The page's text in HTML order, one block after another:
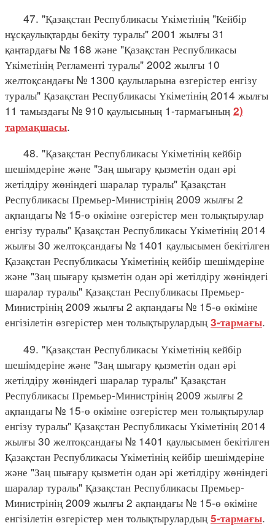
47. "Қазақстан Республикасы Үкіметінің "Кейбір
нұсқаулықтарды бекіту туралы" 2001 жылғы 31
қаңтардағы № 168 және "Қазақстан Республикасы
Үкіметінің Регламенті туралы" 2002 жылғы 10
желтоқсандағы № 1300 қаулыларына өзгерістер енгізу
туралы" Қазақстан Республикасы Үкіметінің 2014 жылғы
11 тамыздағы № 910 қаулысының 1-тармағының 2)
тармақшасы.
48. "Қазақстан Республикасы Үкіметінің кейбір
шешімдеріне және "Заң шығару қызметін одан әрі
жетілдіру жөніндегі шаралар туралы" Қазақстан
Республикасы Премьер-Министрінің 2009 жылғы 2
ақпандағы № 15-ө өкіміне өзгерістер мен толықтырулар
енгізу туралы" Қазақстан Республикасы Үкіметінің 2014
жылғы 30 желтоқсандағы № 1401 қаулысымен бекітілген
Қазақстан Республикасы Үкіметінің кейбір шешімдеріне
және "Заң шығару қызметін одан әрі жетілдіру жөніндегі
шаралар туралы" Қазақстан Республикасы Премьер-
Министрінің 2009 жылғы 2 ақпандағы № 15-ө өкіміне
енгізілетін өзгерістер мен толықтырулардың 3-тармағы.
49. "Қазақстан Республикасы Үкіметінің кейбір
шешімдеріне және "Заң шығару қызметін одан әрі
жетілдіру жөніндегі шаралар туралы" Қазақстан
Республикасы Премьер-Министрінің 2009 жылғы 2
ақпандағы № 15-ө өкіміне өзгерістер мен толықтырулар
енгізу туралы" Қазақстан Республикасы Үкіметінің 2014
жылғы 30 желтоқсандағы № 1401 қаулысымен бекітілген
Қазақстан Республикасы Үкіметінің кейбір шешімдеріне
және "Заң шығару қызметін одан әрі жетілдіру жөніндегі
шаралар туралы" Қазақстан Республикасы Премьер-
Министрінің 2009 жылғы 2 ақпандағы № 15-ө өкіміне
енгізілетін өзгерістер мен толықтырулардың 5-тармағы.